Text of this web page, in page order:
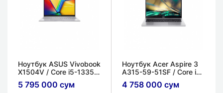
Ноутбук ASUS Vivobook
X1504V / Core i5-1335U
/ 8ГБ / 512ГБ / Intel Iris
Xe / 15.6'' FHD IPS
5 795 000 сум
Ноутбук Acer Aspire 3
A315-59-51SF / Core i5-
1235U / 8ГБ / 512ГБ /
Intel Iris Xe Graphics /
4 758 000 сум